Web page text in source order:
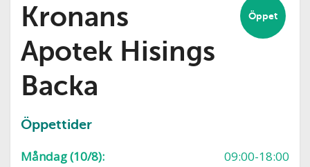
Öppet
Kronans
Apotek Hisings
Backa
Öppettider
Måndag (10/8):
09:00-18:00